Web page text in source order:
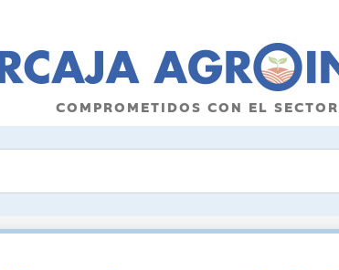
COMPROMETIDOS CON EL